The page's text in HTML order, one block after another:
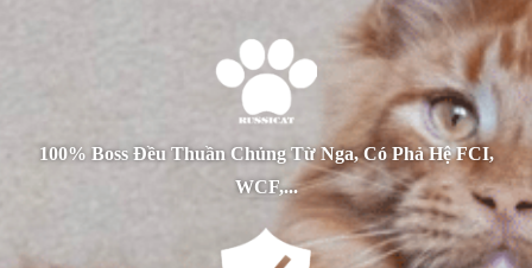
100% Boss Đều Thuần Chủng Từ Nga, Có Phả Hệ FCI,
WCF,...